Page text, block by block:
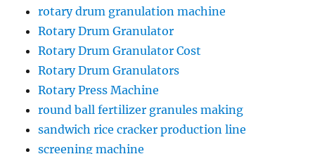
rotary drum granulation machine
Rotary Drum Granulator
Rotary Drum Granulator Cost
Rotary Drum Granulators
Rotary Press Machine
round ball fertilizer granules making
sandwich rice cracker production line
screening machine